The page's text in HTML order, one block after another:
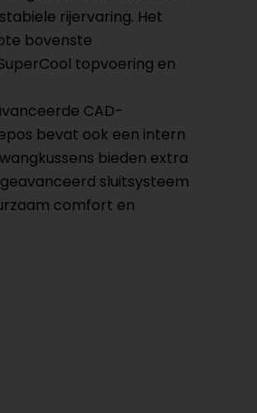
rijervaring. Het
bovenste
topvoering en
CAD-
bevat ook een intern
bieden extra
sluitsysteem
comfort en